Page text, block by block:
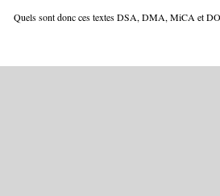
Quels sont donc ces textes DSA, DMA, MiCA et